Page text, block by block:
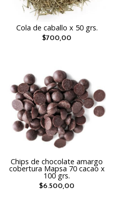
Cola de caballo x 50 grs.
$700,00
Chips de chocolate amargo
cobertura Mapsa 70 cacao x
100 grs.
$6.500,00